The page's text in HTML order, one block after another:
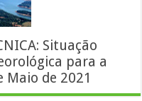
Situação
para a
Maio de 2021